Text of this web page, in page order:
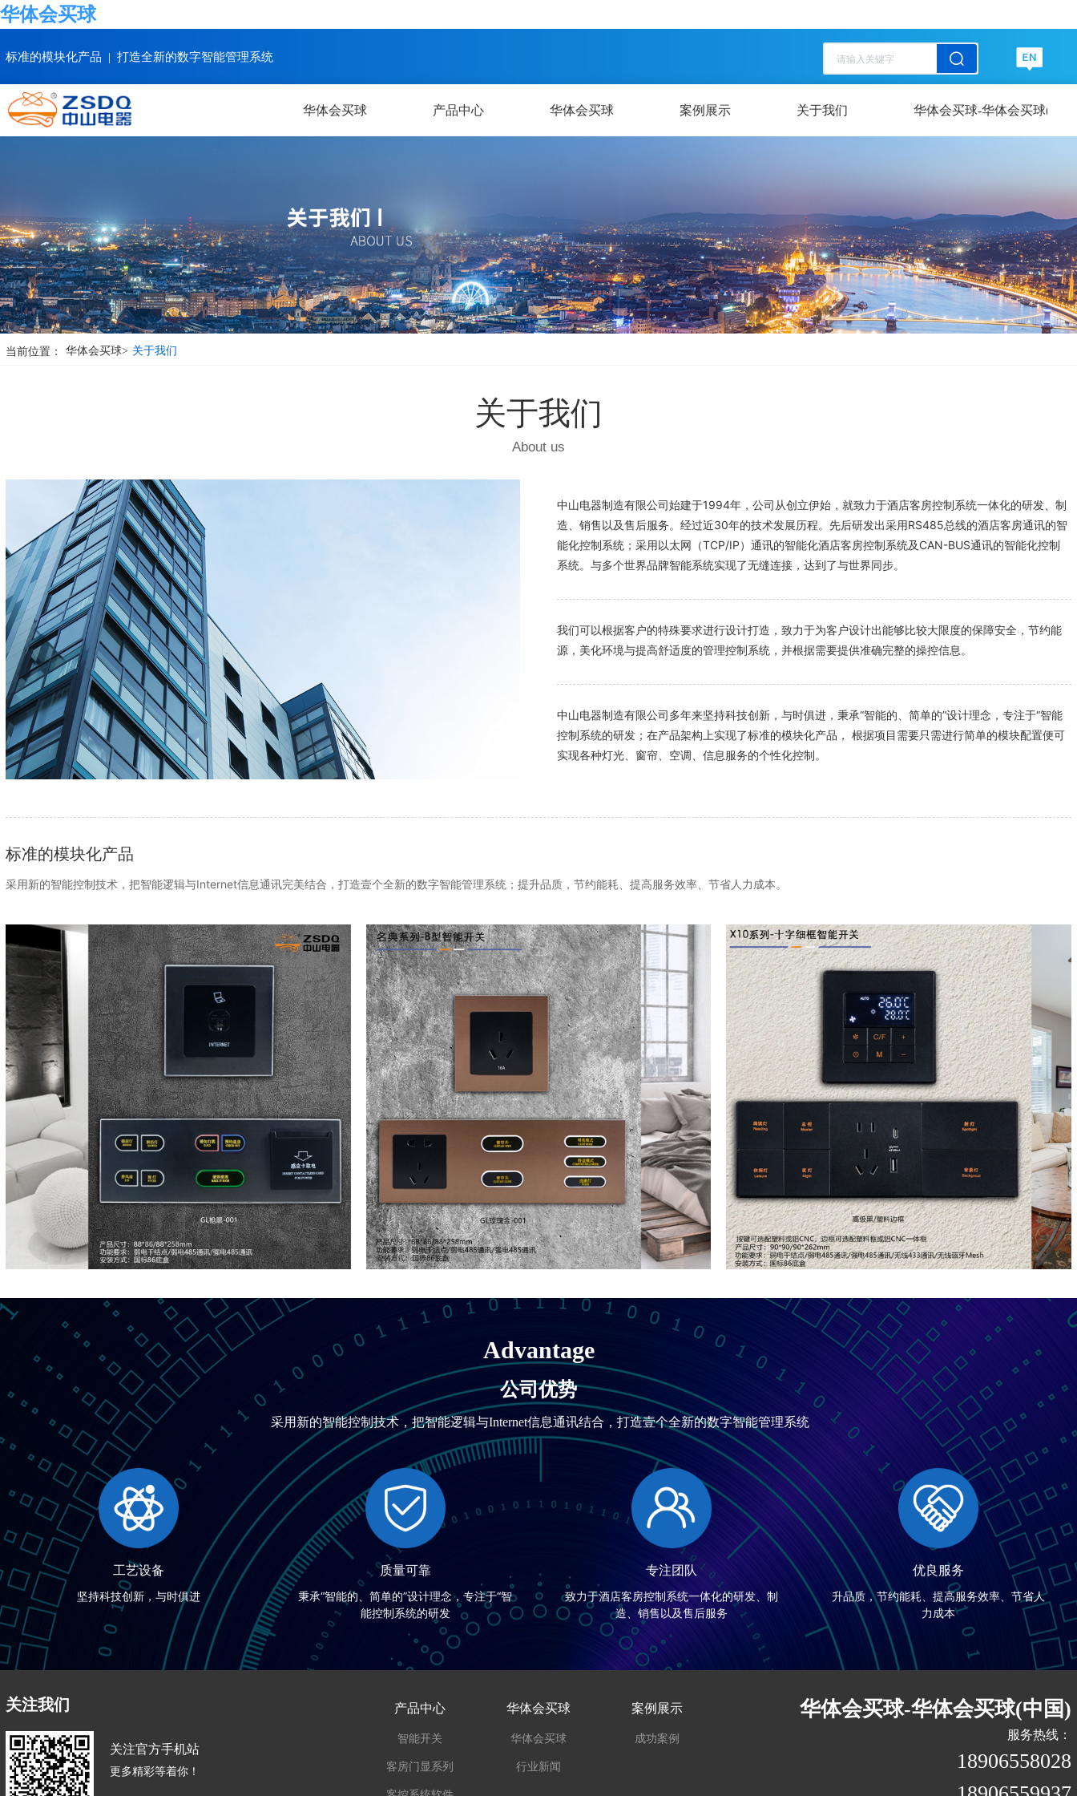
华体会买球
标准的模块化产品 | 打造全新的数字智能管理系统
清空记录
历史记录
清空记录
华体会买球 产品中心 华体会买球 案例展示 关于我们 华体会买球-华体会买球(中国
当前位置： 华体会买球> 关于我们
关于我们
About us
中山电器制造有限公司始建于1994年，公司从创立伊始，就致力于酒店客房控制系统一体化的研发、制
造、销售以及售后服务。经过近30年的技术发展历程。先后研发出采用RS485总线的酒店客房通讯的智
能化控制系统；采用以太网（TCP/IP）通讯的智能化酒店客房控制系统及CAN-BUS通讯的智能化控制
系统。与多个世界品牌智能系统实现了无缝连接，达到了与世界同步。
我们可以根据客户的特殊要求进行设计打造，致力于为客户设计出能够比较大限度的保障安全，节约能
源，美化环境与提高舒适度的管理控制系统，并根据需要提供准确完整的操控信息。
中山电器制造有限公司多年来坚持科技创新，与时俱进，秉承“智能的、简单的”设计理念，专注于“智能
控制系统的研发；在产品架构上实现了标准的模块化产品， 根据项目需要只需进行简单的模块配置便可
实现各种灯光、窗帘、空调、信息服务的个性化控制。
标准的模块化产品
采用新的智能控制技术，把智能逻辑与Internet信息通讯完美结合，打造壹个全新的数字智能管理系统；提升品质，节约能耗、提高服务效率、节省人力成本。
Advantage
公司优势
采用新的智能控制技术，把智能逻辑与Internet信息通讯结合，打造壹个全新的数字智能管理系统
工艺设备
坚持科技创新，与时俱进
质量可靠
秉承“智能的、简单的”设计理念，专注于“智
能控制系统的研发
专注团队
致力于酒店客房控制系统一体化的研发、制
造、销售以及售后服务
优良服务
升品质，节约能耗、提高服务效率、节省人
力成本
关注我们
关注官方手机站
更多精彩等着你！
产品中心
智能开关
客房门显系列
华体会买球
华体会买球
行业新闻
案例展示
成功案例
华体会买球-华体会买球(中国)
服务热线：
18906558028